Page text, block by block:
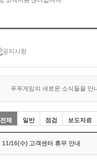
푸푸게임의 새로운 소식들을 만
전체 일반 점검 보도자료
11/16(수) 고객센터 휴무 안내